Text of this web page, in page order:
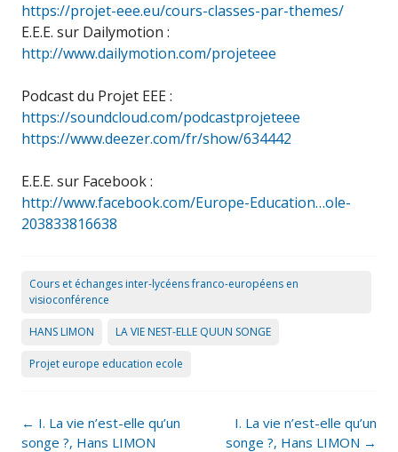
https://projet-eee.eu/cours-classes-par-themes/
E.E.E. sur Dailymotion :
http://www.dailymotion.com/projeteee
Podcast du Projet EEE :
https://soundcloud.com/podcastprojeteee
https://www.deezer.com/fr/show/634442
E.E.E. sur Facebook :
http://www.facebook.com/Europe-Education…ole-
203833816638
Cours et échanges inter-lycéens franco-européens en
visioconférence
HANS LIMON LA VIE NEST-ELLE QUUN SONGE
Projet europe education ecole
Post
navigation
← I. La vie n’est-elle qu’un
songe ?, Hans LIMON
I. La vie n’est-elle qu’un
songe ?, Hans LIMON →